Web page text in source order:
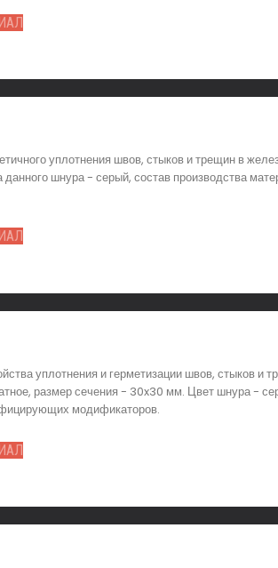
уплотнения швов, стыков и трещин в
шнура - серый, состав производства
уплотнения и герметизации швов, стыков и
размер сечения - 30x30 мм. Цвет шнура -
модификаторов.